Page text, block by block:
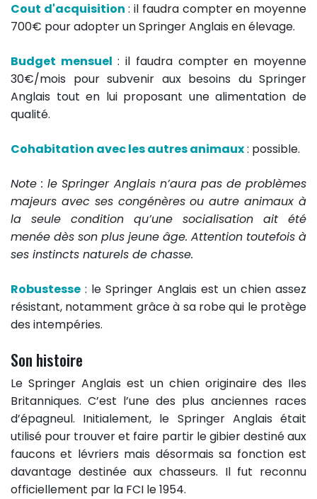
Cout d'acquisition : il faudra compter en moyenne
700€ pour adopter un Springer Anglais en élevage.
Budget mensuel : il faudra compter en moyenne
30€/mois pour subvenir aux besoins du Springer
Anglais tout en lui proposant une alimentation de
qualité.
Cohabitation avec les autres animaux: possible.
Note : le Springer Anglais n’aura pas de problèmes
majeurs avec ses congénères ou autre animaux à
la seule condition qu’une socialisation ait été
menée dès son plus jeune âge. Attention toutefois à
ses instincts naturels de chasse.
Robustesse : le Springer Anglais est un chien assez
résistant, notamment grâce à sa robe qui le protège
des intempéries.
Son histoire
Le Springer Anglais est un chien originaire des Iles
Britanniques. C’est l’une des plus anciennes races
d’épagneul. Initialement, le Springer Anglais était
utilisé pour trouver et faire partir le gibier destiné aux
faucons et lévriers mais désormais sa fonction est
davantage destinée aux chasseurs. Il fut reconnu
officiellement par la FCI le 1954.